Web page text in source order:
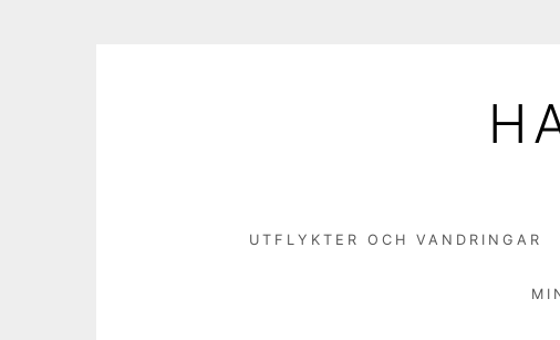
UTFLYKTER OCH VANDRINGAR